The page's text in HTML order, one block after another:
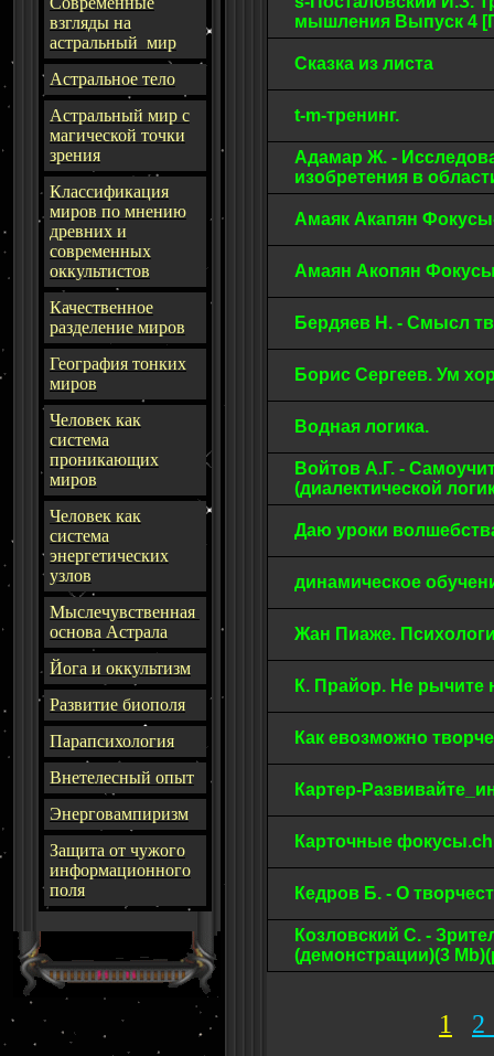
взгляды на
астральный мир
Астральное тело
Астральный мир с
магической точки
зрения
Классификация
миров по мнению
древних и
современных
оккультистов
Качественное
разделение миров
География тонких
миров
Человек как
система
проникающих
миров
Человек как
система
энергетических
узлов
Мыслечувственная
основа Астрала
Йога и оккультизм
Развитие биополя
Парапсихология
Внетелесный опыт
Энерговампиризм
Защита от чужого
информационного
поля
мышления Выпуск 4
Сказка из листа
t-m-тренинг.
Адамар Ж. -
изобретения в
Амаяк Акапян
Амаян Акопян
Бердяев Н. - Смысл
Борис Сергеев. Ум
Водная логика.
Войтов А.Г. -
(диалектической
Даю уроки
динамическое
Жан Пиаже.
К. Прайор. Не рычите
Как евозможно
Картер-
Карточные
Кедров Б. - О
Козловский С. -
(демонстрации)(3
1